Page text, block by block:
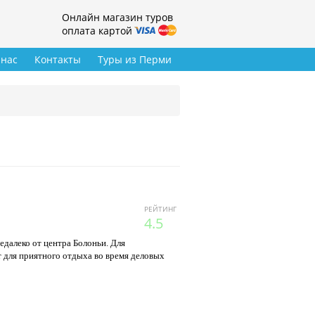
Онлайн магазин туров
оплата картой
Туры из Перми
Контакты
РЕЙТИНГ
4.5
от центра Болоньи. Для
приятного отдыха во время деловых